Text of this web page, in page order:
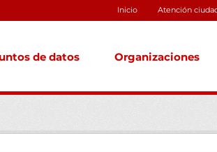
Inicio Atención
de datos Organizaciones